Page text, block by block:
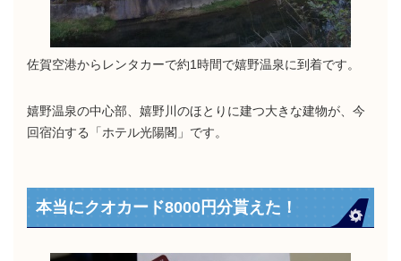
佐賀空港からレンタカーで約1時間で嬉野温泉に到着です。
嬉野温泉の中心部、嬉野川のほとりに建つ大きな建物が、今
回宿泊する「ホテル光陽閣」です。
本当にクオカード8000円分貰えた！